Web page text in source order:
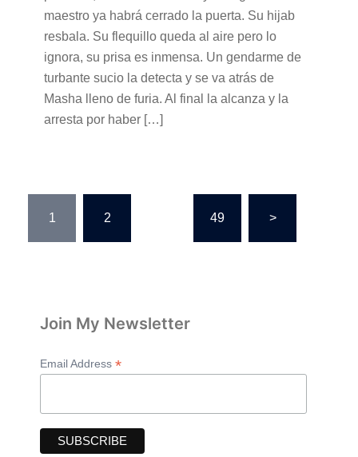
maestro ya habrá cerrado la puerta. Su hijab
resbala. Su flequillo queda al aire pero lo
ignora, su prisa es inmensa. Un gendarme de
turbante sucio la detecta y se va atrás de
Masha lleno de furia. Al final la alcanza y la
arresta por haber […]
pagination
1 2 49 >
Join My Newsletter
Email Address *